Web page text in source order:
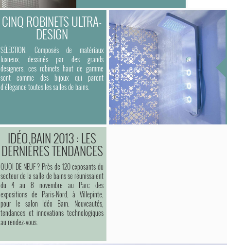
CINQ ROBINETS ULTRA-
DESIGN
SÉLECTION. Composés de matériaux
luxueux, dessinés par des grands
designers, ces robinets haut de gamme
sont comme des bijoux qui parent
d’élégance toutes les salles de bains.
IDÉO BAIN 2013 : LES
DERNIÈRES TENDANCES
QUOI DE NEUF ? Près de 120 exposants du
secteur de la salle de bains se réunissaient
du 4 au 8 novembre au Parc des
expositions de Paris-Nord, à Villepinte,
pour le salon Idéo Bain. Nouveautés,
tendances et innovations technologiques
au rendez-vous.